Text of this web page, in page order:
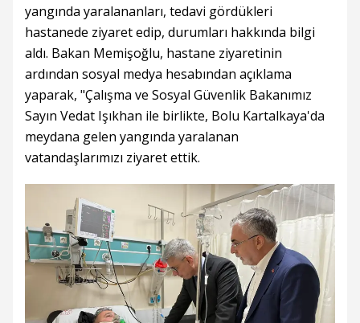
yangında yaralananları, tedavi gördükleri
hastanede ziyaret edip, durumları hakkında bilgi
aldı. Bakan Memişoğlu, hastane ziyaretinin
ardından sosyal medya hesabından açıklama
yaparak, "Çalışma ve Sosyal Güvenlik Bakanımız
Sayın Vedat Işıkhan ile birlikte, Bolu Kartalkaya'da
meydana gelen yangında yaralanan
vatandaşlarımızı ziyaret ettik.